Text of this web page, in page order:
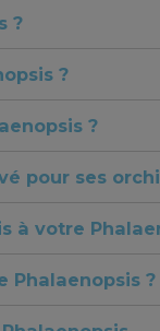
?
?
?
pour ses
à votre
Phalaenopsis ?